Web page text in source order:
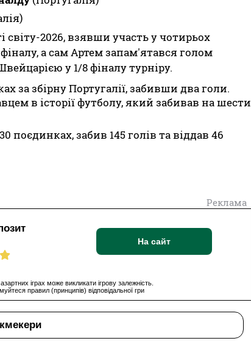
2026, взявши участь у чотирьох
а сам Артем запам'ятався голом
у 1/8 фіналу турніру.
за збірну Португалії, забивши два голи.
в історії футболу, який забивав на шести
поєдинках, забив 145 голів та віддав 46
Реклама
На сайт
іграх може викликати ігрову залежність.
правил (принципів) відповідальної гри